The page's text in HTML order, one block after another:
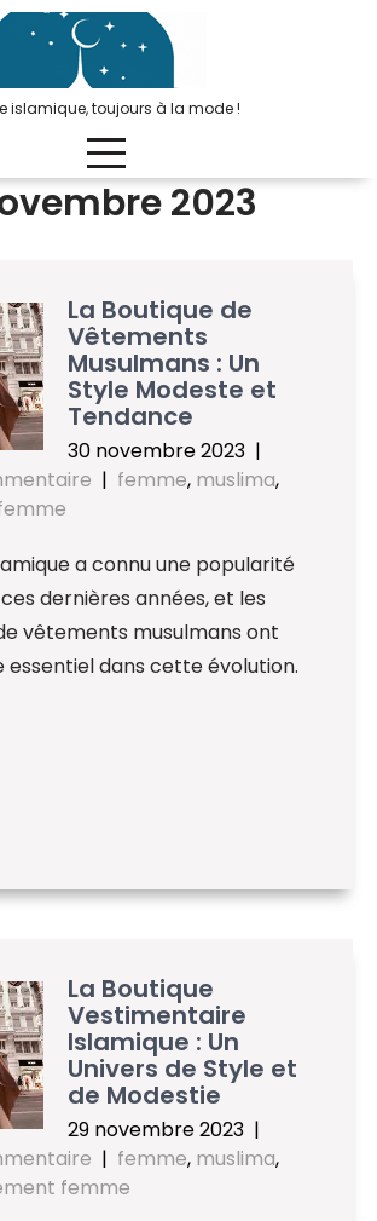
islamique, toujours à la mode !
2023
La Boutique de
Vêtements
Musulmans : Un
Style Modeste et
Tendance
30 novembre 2023 |
| femme, muslima,
a connu une popularité
dernières années, et les
vêtements musulmans ont
essentiel dans cette évolution.
La Boutique
Vestimentaire
Islamique : Un
Univers de Style et
de Modestie
29 novembre 2023 |
| femme, muslima,
femme